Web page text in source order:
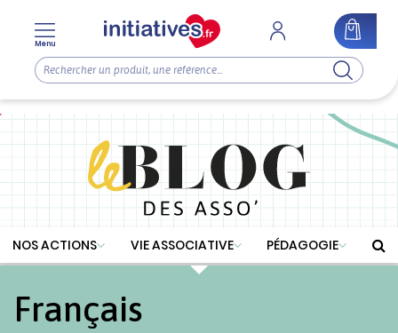
NOS ACTIONS VIE ASSOCIATIVE PÉDAGOGIE
Français
Menu